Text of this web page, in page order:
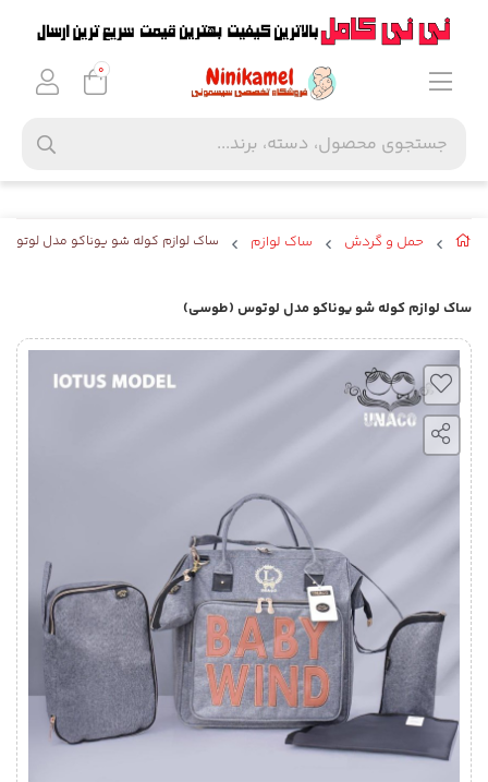
حمل و گردش ساک لوازم ساک لوازم کوله شو یوناکو مدل
ساک لوازم کوله شو یوناکو مدل لوتوس (طوسی)
0